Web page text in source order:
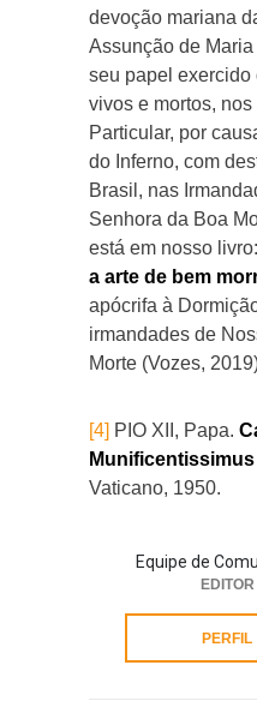
devoção mariana
Assunção de
seu papel
vivos e mortos,
Particular, por
do Inferno, com
Brasil, nas
Senhora da Boa
está em nosso livro:
a arte de bem
apócrifa à
irmandades de
Morte (Vozes,
[4] PIO XII, Papa.
Vaticano, 1950.
Equipe de
EDITOR
PERFIL